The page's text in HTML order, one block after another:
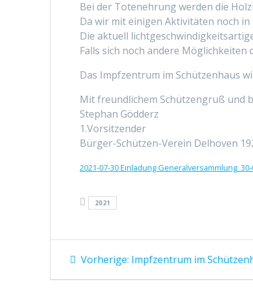
Bei der Totenehrung werden die
Da wir mit einigen Aktivitäten noch
Die aktuell
Falls sich noch andere
Das Impfzentrum im Schützenhaus
Mit freundlichem Schützengruß und
Stephan Gödderz
1.Vorsitzender
Bürger-Schützen-Verein Delhoven
2021-07-30 Einladung Generalversammlung_30-
2021
Vorherige: Impfzentrum im